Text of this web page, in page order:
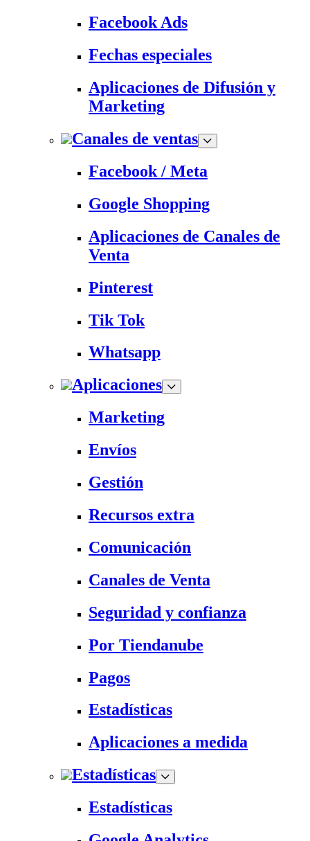
Facebook Ads
Fechas especiales
Aplicaciones de Difusión y
Marketing
Canales de ventas
Facebook / Meta
Google Shopping
Aplicaciones de Canales de
Venta
Pinterest
Tik Tok
Whatsapp
Aplicaciones
Marketing
Envíos
Gestión
Recursos extra
Comunicación
Canales de Venta
Seguridad y confianza
Por Tiendanube
Pagos
Estadísticas
Aplicaciones a medida
Estadísticas
Estadísticas